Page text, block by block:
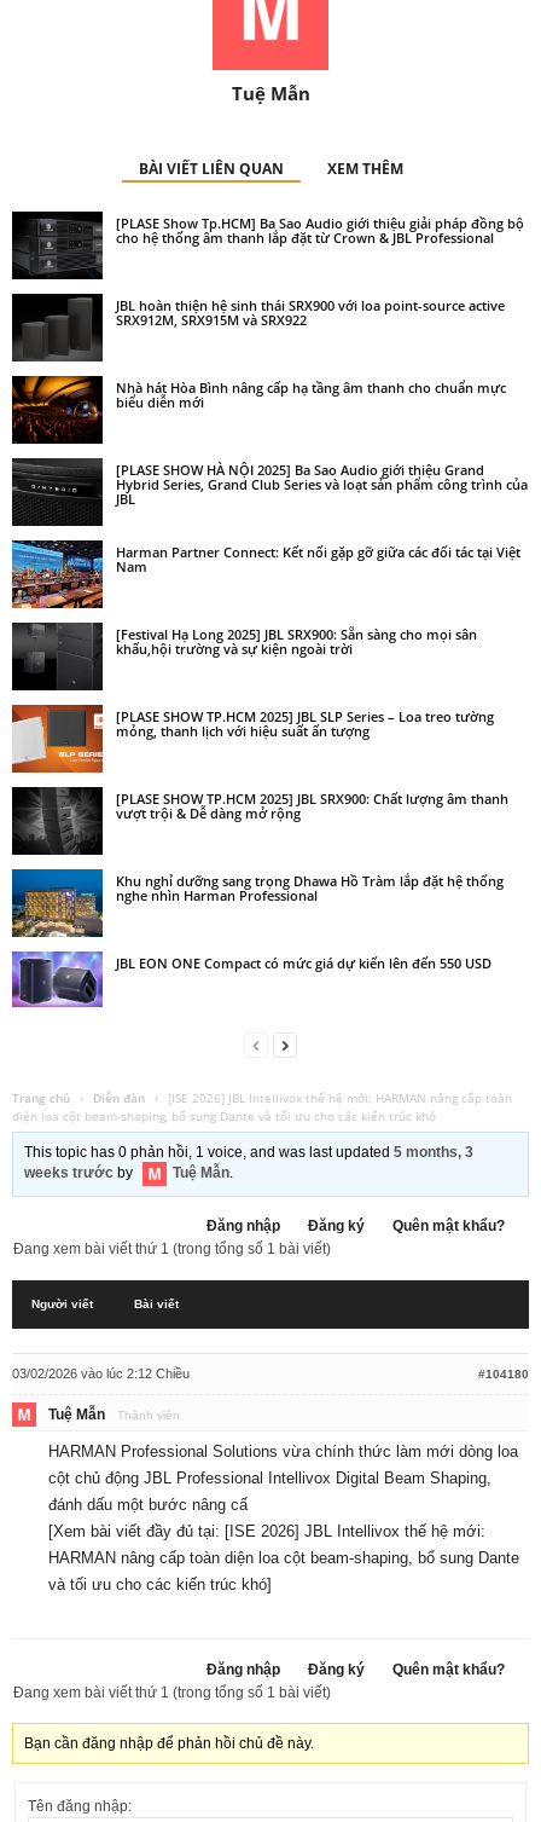
Tuệ Mẫn
BÀI VIẾT LIÊN QUAN XEM THÊM
[PLASE Show Tp.HCM] Ba Sao Audio giới thiệu giải pháp đồng bộ
cho hệ thống âm thanh lắp đặt từ Crown & JBL Professional
JBL hoàn thiện hệ sinh thái SRX900 với loa point-source active
SRX912M, SRX915M và SRX922
Nhà hát Hòa Bình nâng cấp hạ tầng âm thanh cho chuẩn mực
biểu diễn mới
[PLASE SHOW HÀ NỘI 2025] Ba Sao Audio giới thiệu Grand
Hybrid Series, Grand Club Series và loạt sản phẩm công trình của
JBL
Harman Partner Connect: Kết nối gặp gỡ giữa các đối tác tại Việt
Nam
[Festival Hạ Long 2025] JBL SRX900: Sẵn sàng cho mọi sân
khấu,hội trường và sự kiện ngoài trời
[PLASE SHOW TP.HCM 2025] JBL SLP Series – Loa treo tường
mỏng, thanh lịch với hiệu suất ấn tượng
[PLASE SHOW TP.HCM 2025] JBL SRX900: Chất lượng âm thanh
vượt trội & Dễ dàng mở rộng
Khu nghỉ dưỡng sang trọng Dhawa Hồ Tràm lắp đặt hệ thống
nghe nhìn Harman Professional
JBL EON ONE Compact có mức giá dự kiến lên đến 550 USD
Trang chủ › Diễn đàn ›
[ISE 2026] JBL Intellivox thế hệ mới: HARMAN nâng cấp toàn
diện loa cột beam-shaping, bổ sung Dante và tối ưu cho các kiến trúc khó
This topic has 0 phản hồi, 1 voice, and was last updated5 months, 3
weeks trước by Tuệ Mẫn.
Đăng nhập Đăng ký
Quên mật khẩu?
Đang xem bài viết thứ 1 (trong tổng số 1 bài viết)
Người viết Bài viết
03/02/2026 vào lúc 2:12 Chiều #104180
Tuệ Mẫn Thành viên
HARMAN Professional Solutions vừa chính thức làm mới dòng loa
cột chủ động JBL Professional Intellivox Digital Beam Shaping,
đánh dấu một bước nâng cấ
[Xem bài viết đầy đủ tại: [ISE 2026] JBL Intellivox thế hệ mới:
HARMAN nâng cấp toàn diện loa cột beam-shaping, bổ sung Dante
và tối ưu cho các kiến trúc khó]
Đăng nhập Đăng ký
Quên mật khẩu?
Đang xem bài viết thứ 1 (trong tổng số 1 bài viết)
Bạn cần đăng nhập để phản hồi chủ đề này.
Tên đăng nhập: